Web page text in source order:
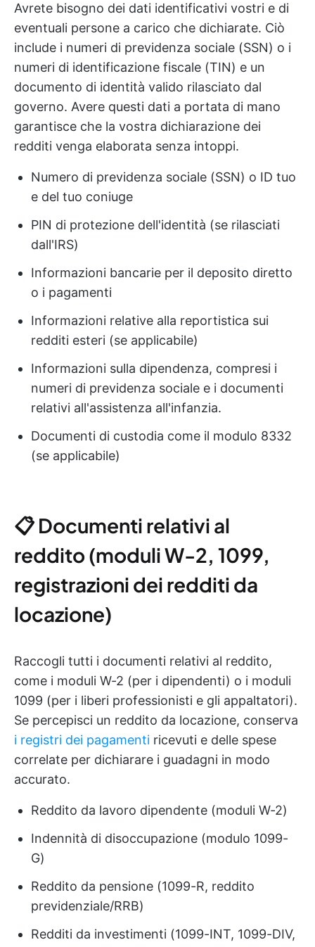
Avrete bisogno dei dati identificativi vostri e di
eventuali persone a carico che dichiarate. Ciò
include i numeri di previdenza sociale (SSN) o i
numeri di identificazione fiscale (TIN) e un
documento di identità valido rilasciato dal
governo. Avere questi dati a portata di mano
garantisce che la vostra dichiarazione dei
redditi venga elaborata senza intoppi.
Numero di previdenza sociale (SSN) o ID tuo
e del tuo coniuge
PIN di protezione dell'identità (se rilasciati
dall'IRS)
Informazioni bancarie per il deposito diretto
o i pagamenti
Informazioni relative alla reportistica sui
redditi esteri (se applicabile)
Informazioni sulla dipendenza, compresi i
numeri di previdenza sociale e i documenti
relativi all'assistenza all'infanzia.
Documenti di custodia come il modulo 8332
(se applicabile)
📋 Documenti relativi al
reddito (moduli W-2, 1099,
registrazioni dei redditi da
locazione)
Raccogli tutti i documenti relativi al reddito,
come i moduli W-2 (per i dipendenti) o i moduli
1099 (per i liberi professionisti e gli appaltatori).
Se percepisci un reddito da locazione, conserva
i registri dei pagamenti ricevuti e delle spese
correlate per dichiarare i guadagni in modo
accurato.
Reddito da lavoro dipendente (moduli W-2)
Indennità di disoccupazione (modulo 1099-
G)
Reddito da pensione (1099-R, reddito
previdenziale/RRB)
Redditi da investimenti (1099-INT, 1099-DIV,